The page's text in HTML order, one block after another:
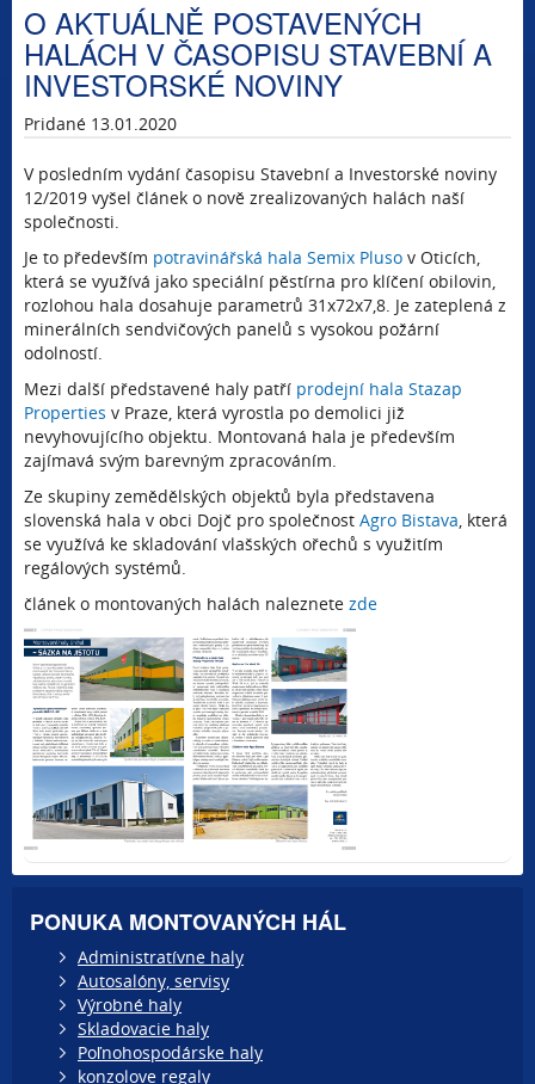
O AKTUÁLNĚ POSTAVENÝCH
HALÁCH V ČASOPISU STAVEBNÍ A
INVESTORSKÉ NOVINY
Pridané 13.01.2020
V posledním vydání časopisu Stavební a Investorské noviny
12/2019 vyšel článek o nově zrealizovaných halách naší
společnosti.
Je to především potravinářská hala Semix Pluso v Oticích,
která se využívá jako speciální pěstírna pro klíčení obilovin,
rozlohou hala dosahuje parametrů 31x72x7,8. Je zateplená z
minerálních sendvičových panelů s vysokou požární
odolností.
Mezi další představené haly patří prodejní hala Stazap
Properties v Praze, která vyrostla po demolici již
nevyhovujícího objektu. Montovaná hala je především
zajímavá svým barevným zpracováním.
Ze skupiny zemědělských objektů byla představena
slovenská hala v obci Dojč pro společnost Agro Bistava, která
se využívá ke skladování vlašských ořechů s využitím
regálových systémů.
článek o montovaných halách naleznete zde
PONUKA MONTOVANÝCH HÁL
Administratívne haly
Autosalóny, servisy
Výrobné haly
Skladovacie haly
Poľnohospodárske haly
konzolove regaly